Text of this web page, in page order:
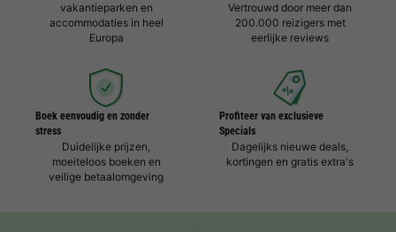
vakantieparken en
accommodaties in heel
Europa
Vertrouwd door meer dan
200.000 reizigers met
eerlijke reviews
Boek eenvoudig en zonder
stress
Duidelijke prijzen,
moeiteloos boeken en
veilige betaalomgeving
Profiteer van exclusieve
Specials
Dagelijks nieuwe deals,
kortingen en gratis extra's